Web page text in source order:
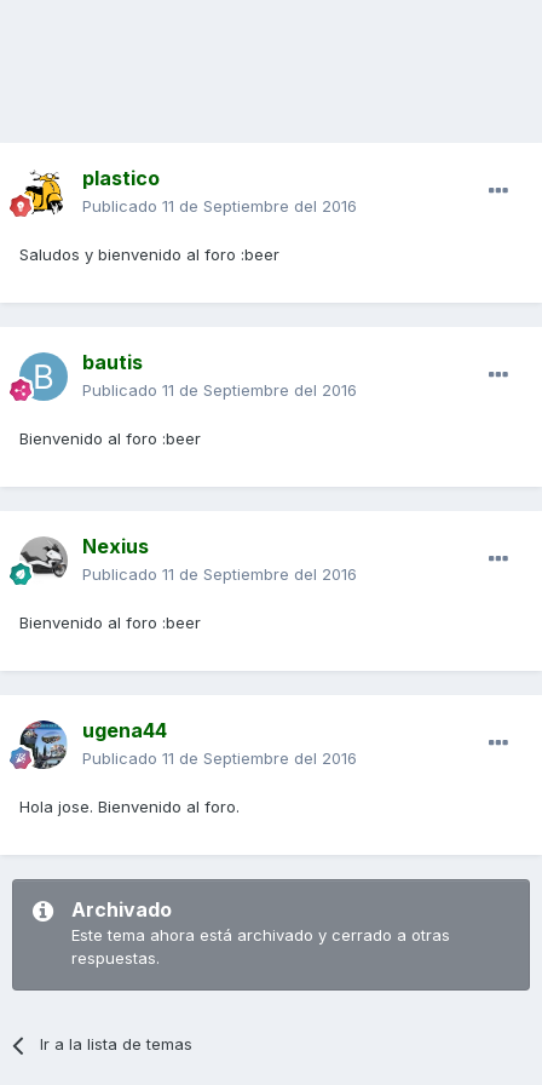
plastico
Publicado 11 de Septiembre del 2016
Saludos y bienvenido al foro :beer
bautis
Publicado 11 de Septiembre del 2016
Bienvenido al foro :beer
Nexius
Publicado 11 de Septiembre del 2016
Bienvenido al foro :beer
ugena44
Publicado 11 de Septiembre del 2016
Hola jose. Bienvenido al foro.
Archivado
Este tema ahora está archivado y cerrado a otras
respuestas.
Ir a la lista de temas